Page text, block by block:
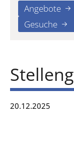
Angebote
Gesuche
20.12.2025